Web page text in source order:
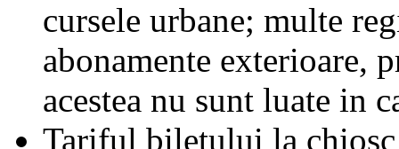
cursele urbane; multe
abonamente exterioare,
acestea nu sunt luate in
Tariful biletului la